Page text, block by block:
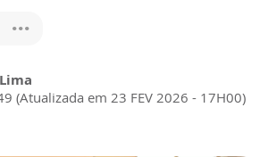
(Atualizada em 23 FEV 2026 - 17H00)